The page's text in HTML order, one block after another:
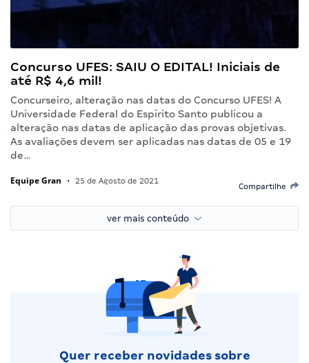
Concurso UFES: SAIU O EDITAL! Iniciais de
até R$ 4,6 mil!
Concurseiro, alteração nas datas do Concurso UFES! A
Universidade Federal do Espírito Santo publicou a
alteração nas datas de aplicação das provas objetivas.
As avaliações devem ser aplicadas nas datas de 05 e 19
de…
Equipe Gran • 25 de Agosto de 2021
Compartilhe
ver mais conteúdo
Quer receber novidades sobre